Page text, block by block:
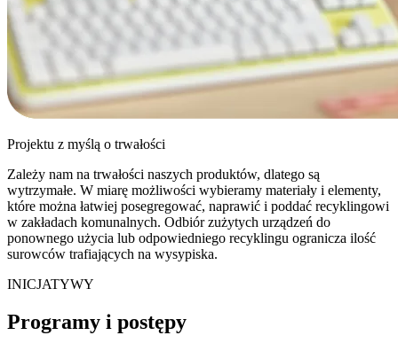
Projektu z myślą o trwałości
Zależy nam na trwałości naszych produktów, dlatego są
wytrzymałe. W miarę możliwości wybieramy materiały i elementy,
które można łatwiej posegregować, naprawić i poddać recyklingowi
w zakładach komunalnych. Odbiór zużytych urządzeń do
ponownego użycia lub odpowiedniego recyklingu ogranicza ilość
surowców trafiających na wysypiska.
INICJATYWY
Programy i postępy